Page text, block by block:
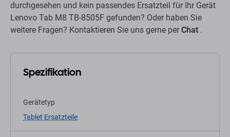
durchgesehen und kein passendes Ersatzteil für Ihr Gerät
Lenovo Tab M8 TB-8505F gefunden? Oder haben Sie
weitere Fragen? Kontaktieren Sie uns gerne per Chat .
Spezifikation
Gerätetyp
Tablet Ersatzteile